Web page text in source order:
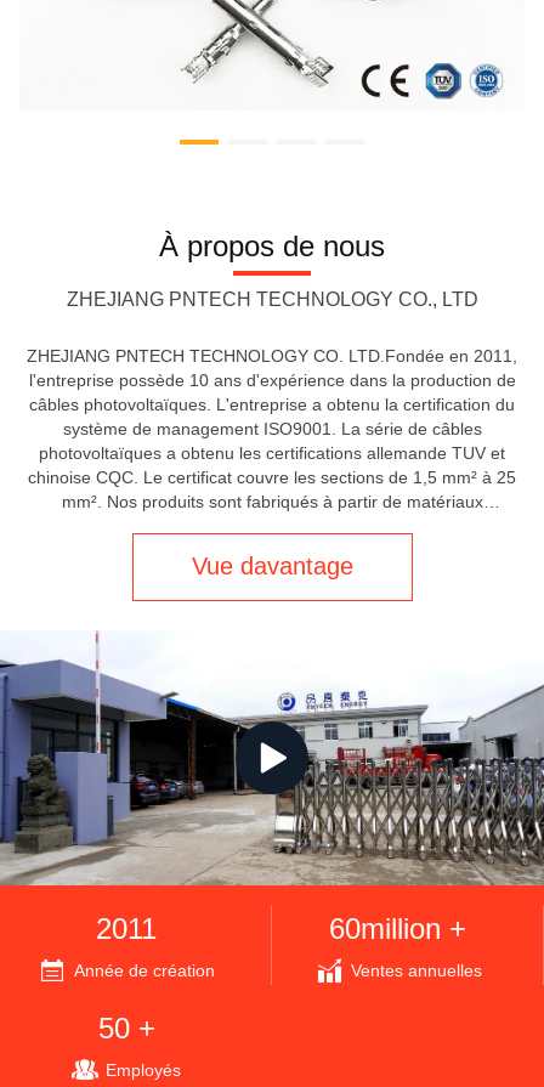
À propos de nous
ZHEJIANG PNTECH TECHNOLOGY CO., LTD
ZHEJIANG PNTECH TECHNOLOGY CO. LTD.Fondée en 2011,
l'entreprise possède 10 ans d'expérience dans la production de
câbles photovoltaïques. L'entreprise a obtenu la certification du
système de management ISO9001. La série de câbles
photovoltaïques a obtenu les certifications allemande TUV et
chinoise CQC. Le certificat couvre les sections de 1,5 mm² à 25
mm². Nos produits sont fabriqués à partir de matériaux
Vue davantage
2011
Année de création
60million +
Ventes annuelles
50 +
Employés